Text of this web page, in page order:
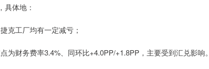
具体地：
克工厂均有一定减亏；
为财务费率3.4%、同环比+4.0PP/+1.8PP，主要受到汇兑影响